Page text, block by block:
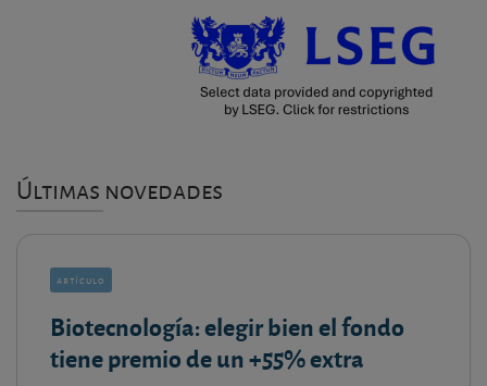
Últimas novedades
artículo
Biotecnología: elegir bien el fondo
tiene premio de un +55% extra